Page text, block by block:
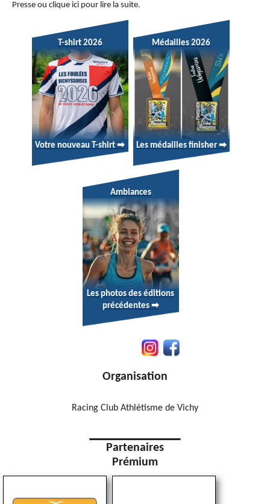
Presse ou clique ici pour lire la suite.
T-shirt 2026
Votre nouveau T-shirt ➡
Médailles 2026
Les médailles finisher ➡
Ambiances
Les photos des éditions
précédentes ➡
Organisation
Racing Club Athlétisme de Vichy
Partenaires
Prémium